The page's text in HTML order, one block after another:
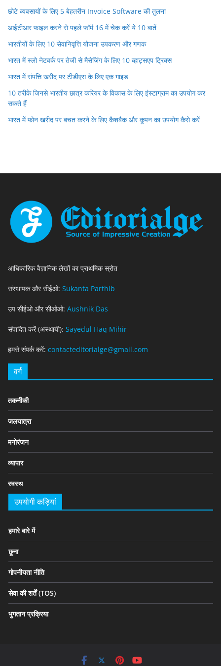
छोटे व्यवसायों के लिए 5 बेहतरीन Invoice Software की तुलना
आईटीआर फाइल करने से पहले फॉर्म 16 में चेक करें ये 10 बातें
भारतीयों के लिए 10 सेवानिवृत्ति योजना उपकरण और गणक
भारत में स्लो नेटवर्क पर तेजी से मैसेजिंग के लिए 10 व्हाट्सएप ट्रिक्स
भारत में संपत्ति खरीद पर टीडीएस के लिए एक गाइड
10 तरीके जिनसे भारतीय छात्र करियर के विकास के लिए इंस्टाग्राम का उपयोग कर
सकते हैं
भारत में फोन खरीद पर बचत करने के लिए कैशबैक और कूपन का उपयोग कैसे करें
आधिकारिक वैज्ञानिक लेखों का प्राथमिक स्रोत
संस्थापक और सीईओ: Sukanta Parthib
उप सीईओ और सीओओ: Aushnik Das
संपादित करें (अस्थायी): Sayedul Haq Mihir
हमसे संपर्क करें: contacteditorialge@gmail.com
वर्ग
तकनीकी
जलयात्रा
मनोरंजन
व्यापार
स्वस्थ
उपयोगी कड़ियां
हमारे बारे में
छूना
गोपनीयता नीति
सेवा की शर्तें (TOS)
भुगतान प्रक्रिया